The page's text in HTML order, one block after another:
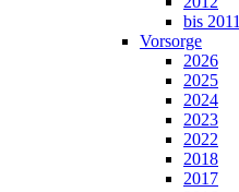
bis 2011
Vorsorge
2026
2025
2024
2023
2022
2018
2017